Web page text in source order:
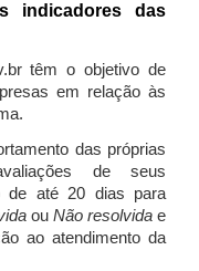
indicadores das
têm o objetivo de
em relação às
das próprias
de seus
de até 20 dias para
ou Não resolvida e
ao atendimento da